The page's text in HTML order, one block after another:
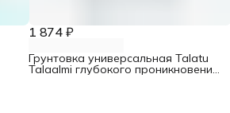
1 874 ₽
Грунтовка универсальная Talatu
Talaalmi глубокого проникновения